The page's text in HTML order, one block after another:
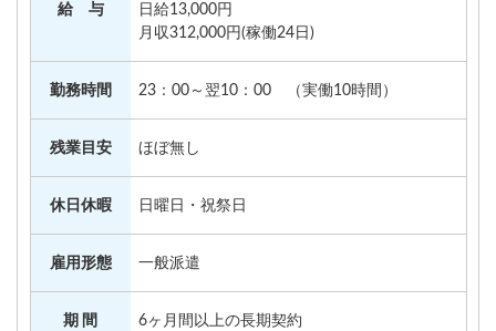
給 与
日給13,000円
月収312,000円(稼働24日)
勤務時間 23：00～翌10：00 （実働10時間）
残業目安 ほぼ無し
休日休暇 日曜日・祝祭日
雇用形態 一般派遣
期 間 6ヶ月間以上の長期契約